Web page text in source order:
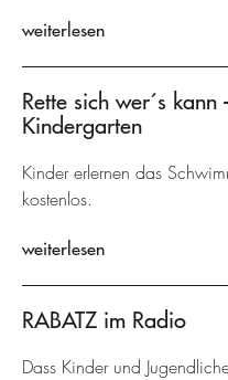
weiterlesen
Rette sich wer´s
Kindergarten
Kinder erlernen das
kostenlos.
weiterlesen
RABATZ im Radio
Dass Kinder und